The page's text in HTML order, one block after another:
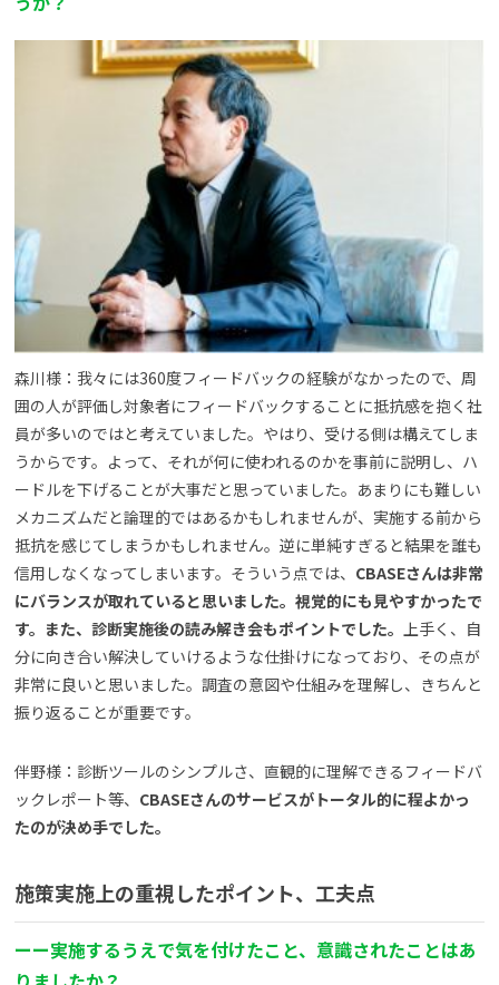
森川様：我々には360度フィードバックの経験がなかったので、周
囲の人が評価し対象者にフィードバックすることに抵抗感を抱く社
員が多いのではと考えていました。やはり、受ける側は構えてしま
うからです。よって、それが何に使われるのかを事前に説明し、ハ
ードルを下げることが大事だと思っていました。あまりにも難しい
メカニズムだと論理的ではあるかもしれませんが、実施する前から
抵抗を感じてしまうかもしれません。逆に単純すぎると結果を誰も
信用しなくなってしまいます。そういう点では、 CBASEさんは非常
にバランスが取れていると思いました。視覚的にも見やすかったで
す。また、診断実施後の読み解き会もポイントでした。
上手く、自
分に向き合い解決していけるような仕掛けになっており、その点が
非常に良いと思いました。調査の意図や仕組みを理解し、きちんと
振り返ることが重要です。
伴野様：診断ツールのシンプルさ、直観的に理解できるフィードバ
ックレポート等、 CBASEさんのサービスがトータル的に程よかっ
たのが決め手でした。
施策実施上の重視したポイント、工夫点
ーー実施するうえで気を付けたこと、意識されたことはあ